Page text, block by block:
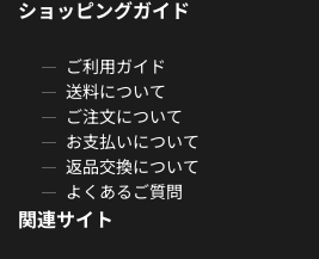
ショッピングガイド
ご利用ガイド
送料について
ご注文について
お支払いについて
返品交換について
よくあるご質問
関連サイト